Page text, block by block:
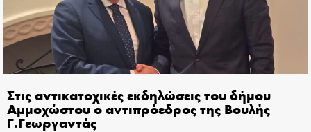
Στις αντικατοχικές εκδηλώσεις του δήμου
Αμμοχώστου ο αντιπρόεδρος της Βουλής
Γ.Γεωργαντάς